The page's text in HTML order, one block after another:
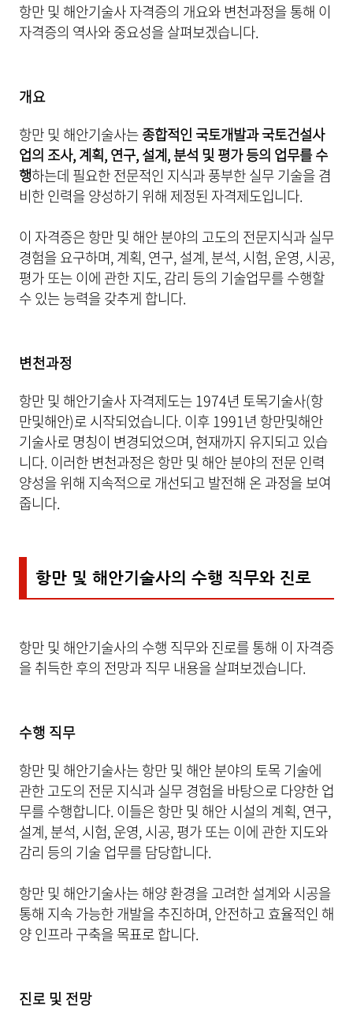
항만 및 해안기술사 자격증의 개요와 변천과정을 통해 이
자격증의 역사와 중요성을 살펴보겠습니다.
개요
항만 및 해안기술사는종합적인 국토개발과 국토건설사
업의 조사, 계획, 연구, 설계, 분석 및 평가 등의 업무를 수
행하는데 필요한 전문적인 지식과 풍부한 실무 기술을 겸
비한 인력을 양성하기 위해 제정된 자격제도입니다.
이 자격증은 항만 및 해안 분야의 고도의 전문지식과 실무
경험을 요구하며, 계획, 연구, 설계, 분석, 시험, 운영, 시공,
평가 또는 이에 관한 지도, 감리 등의 기술업무를 수행할
수 있는 능력을 갖추게 합니다.
변천과정
항만 및 해안기술사 자격제도는 1974년 토목기술사(항
만및해안)로 시작되었습니다. 이후 1991년 항만및해안
기술사로 명칭이 변경되었으며, 현재까지 유지되고 있습
니다. 이러한 변천과정은 항만 및 해안 분야의 전문 인력
양성을 위해 지속적으로 개선되고 발전해 온 과정을 보여
줍니다.
항만 및 해안기술사의 수행 직무와 진로
항만 및 해안기술사의 수행 직무와 진로를 통해 이 자격증
을 취득한 후의 전망과 직무 내용을 살펴보겠습니다.
수행 직무
항만 및 해안기술사는 항만 및 해안 분야의 토목 기술에
관한 고도의 전문 지식과 실무 경험을 바탕으로 다양한 업
무를 수행합니다. 이들은 항만 및 해안 시설의 계획, 연구,
설계, 분석, 시험, 운영, 시공, 평가 또는 이에 관한 지도와
감리 등의 기술 업무를 담당합니다.
항만 및 해안기술사는 해양 환경을 고려한 설계와 시공을
통해 지속 가능한 개발을 추진하며, 안전하고 효율적인 해
양 인프라 구축을 목표로 합니다.
진로 및 전망